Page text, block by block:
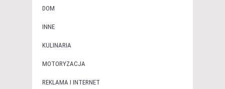
DOM
INNE
KULINARIA
MOTORYZACJA
REKLAMA I INTERNET